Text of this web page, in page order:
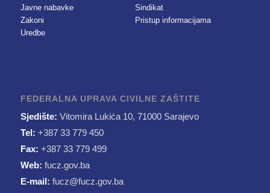
Javne nabavke
Zakoni
Uredbe
Sindikat
Pristup informacijama
FEDERALNA UPRAVA CIVILNE ZAŠTITE
Sjedište: Vitomira Lukića 10, 71000 Sarajevo
Tel: +387 33 779 450
Fax: +387 33 779 499
Web: fucz.gov.ba
E-mail: fucz@fucz.gov.ba